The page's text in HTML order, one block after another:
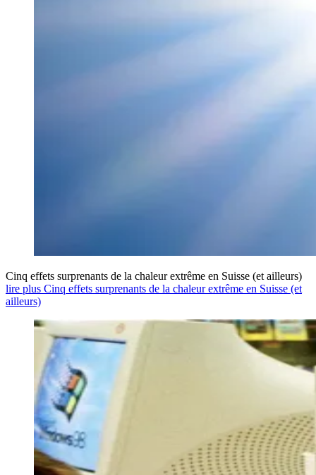
Cinq effets surprenants de la chaleur extrême en Suisse (et ailleurs)
lire plus Cinq effets surprenants de la chaleur extrême en Suisse (et
ailleurs)